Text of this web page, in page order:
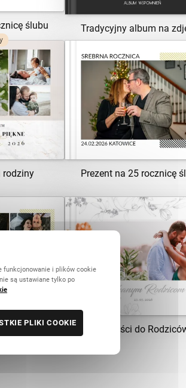
ślubu Tradycyjny album na
rodziny Prezent na 25 rocznicę
ZOBACZ SZABLON
ślubu Z miłości do
ZOBACZ SZABLON
funkcjonowanie i plików cookie
są ustawiane tylko po
PLIKI COOKIE